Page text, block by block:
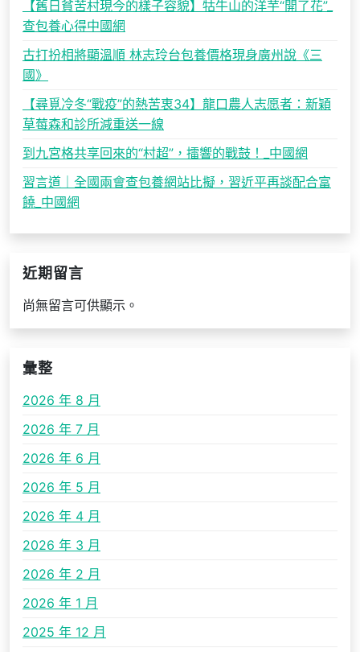
【舊日貧苦村現今的樣子容貌】牯牛山的洋芋“開了花”_
查包養心得中國網
古打扮相將顯溫順 林志玲台包養價格現身廣州說《三
國》
【尋覓冷冬“戰疫”的熱苦衷34】龍口農人志愿者：新穎
草莓森和診所減重送一線
到九宮格共享回來的“村超”，擂響的戰鼓！_中國網
習言道｜全國兩會查包養網站比擬，習近平再談配合富
饒_中國網
近期留言
尚無留言可供顯示。
彙整
2026 年 8 月
2026 年 7 月
2026 年 6 月
2026 年 5 月
2026 年 4 月
2026 年 3 月
2026 年 2 月
2026 年 1 月
2025 年 12 月